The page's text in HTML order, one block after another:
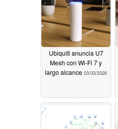
Ubiquiti anuncia U7
Mesh con Wi-Fi 7 y
largo alcance 03/03/2026